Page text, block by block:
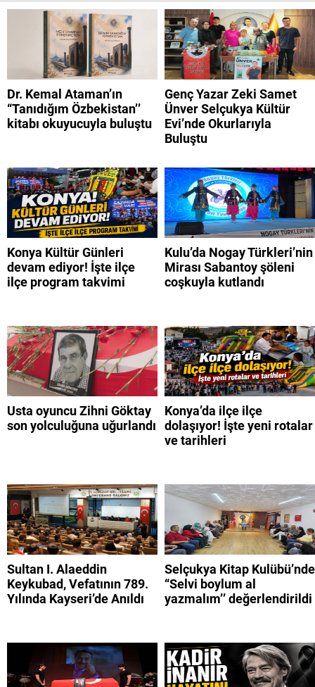
Dr. Kemal Ataman’ın
“Tanıdığım Özbekistan’’
kitabı okuyucuyla buluştu
Genç Yazar Zeki Samet
Ünver Selçukya Kültür
Evi’nde Okurlarıyla
Buluştu
Konya Kültür Günleri
devam ediyor! İşte ilçe
ilçe program takvimi
Kulu’da Nogay Türkleri’nin
Mirası Sabantoy şöleni
coşkuyla kutlandı
Usta oyuncu Zihni Göktay
son yolculuğuna uğurlandı
Konya’da ilçe ilçe
dolaşıyor! İşte yeni rotalar
ve tarihleri
Sultan I. Alaeddin
Keykubad, Vefatının 789.
Yılında Kayseri’de Anıldı
Selçukya Kitap Kulübü’nde
“Selvi boylum al
yazmalım’’ değerlendirildi